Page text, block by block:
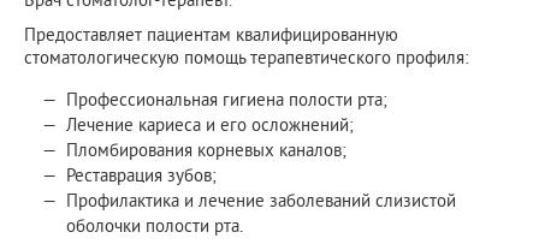
Предоставляет пациентам квалифицированную
стоматологическую помощь терапевтического профиля:
Профессиональная гигиена полости рта;
Лечение кариеса и его осложнений;
Пломбирования корневых каналов;
Реставрация зубов;
Профилактика и лечение заболеваний слизистой
оболочки полости рта.